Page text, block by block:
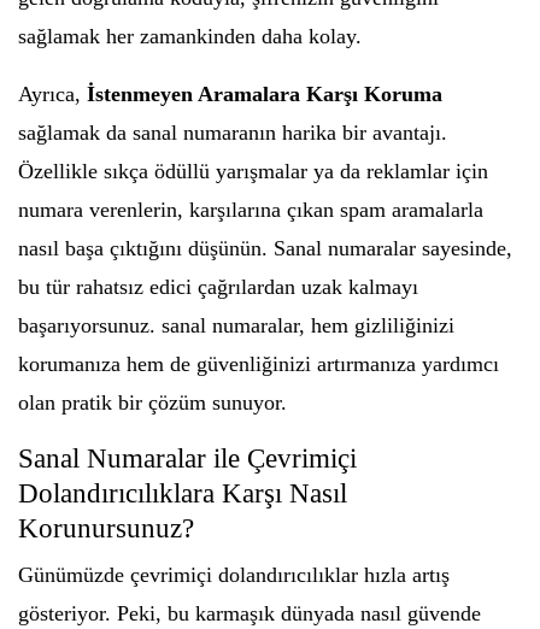
sağlamak her zamankinden daha kolay.
Ayrıca, İstenmeyen Aramalara Karşı Koruma
sağlamak da sanal numaranın harika bir avantajı.
Özellikle sıkça ödüllü yarışmalar ya da reklamlar için
numara verenlerin, karşılarına çıkan spam aramalarla
nasıl başa çıktığını düşünün. Sanal numaralar sayesinde,
bu tür rahatsız edici çağrılardan uzak kalmayı
başarıyorsunuz. sanal numaralar, hem gizliliğinizi
korumanıza hem de güvenliğinizi artırmanıza yardımcı
olan pratik bir çözüm sunuyor.
Sanal Numaralar ile Çevrimiçi
Dolandırıcılıklara Karşı Nasıl
Korunursunuz?
Günümüzde çevrimiçi dolandırıcılıklar hızla artış
gösteriyor. Peki, bu karmaşık dünyada nasıl güvende